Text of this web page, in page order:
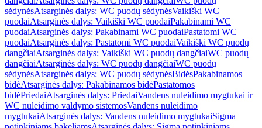
sėdynėsAtsarginės dalys: WC puodų sėdynėsVaikiški WC
puodaiAtsarginės dalys: Vaikiški WC puodaiPakabinami WC
puodaiAtsarginės dalys: Pakabinami WC puodaiPastatomi WC
puodaiAtsarginės dalys: Pastatomi WC puodaiVaikiški WC puodų
dangčiaiAtsarginės dalys: Vaikiški WC puodų dangčiaiWC puodų
dangčiaiAtsarginės dalys: WC puodų dangčiaiWC puodų
sėdynėsAtsarginės dalys: WC puodų sėdynėsBidėsPakabinamos
bidėAtsarginės dalys: Pakabinamos bidėPastatomos
bidėPriedaiAtsarginės dalys: PriedaiVandens nuleidimo mygtukai ir
WC nuleidimo valdymo sistemosVandens nuleidimo
mygtukaiAtsarginės dalys: Vandens nuleidimo mygtukaiSigma